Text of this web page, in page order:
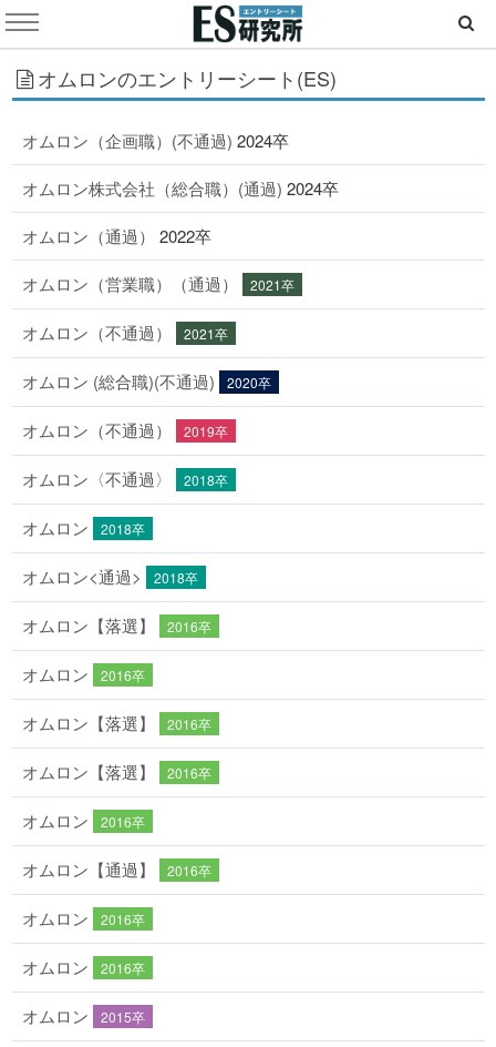
オムロンのエントリーシート(ES)
オムロン（企画職）(不通過) 2024卒
オムロン株式会社（総合職）(通過) 2024卒
オムロン（通過） 2022卒
オムロン（営業職）（通過） 2021卒
オムロン（不通過） 2021卒
オムロン (総合職)(不通過) 2020卒
オムロン（不通過） 2019卒
オムロン〈不通過〉 2018卒
オムロン 2018卒
オムロン<通過> 2018卒
オムロン【落選】 2016卒
オムロン 2016卒
オムロン【落選】 2016卒
オムロン【落選】 2016卒
オムロン 2016卒
オムロン【通過】 2016卒
オムロン 2016卒
オムロン 2016卒
オムロン 2015卒